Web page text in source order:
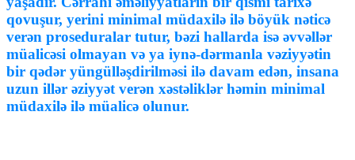
qovuşur, yerini minimal müdaxilə ilə böyük nəticə
verən proseduralar tutur, bəzi hallarda isə əvvəllər
müalicəsi olmayan və ya iynə-dərmanla vəziyyətin
bir qədər yüngülləşdirilməsi ilə davam edən, insana
uzun illər əziyyət verən xəstəliklər həmin minimal
müdaxilə ilə müalicə olunur.